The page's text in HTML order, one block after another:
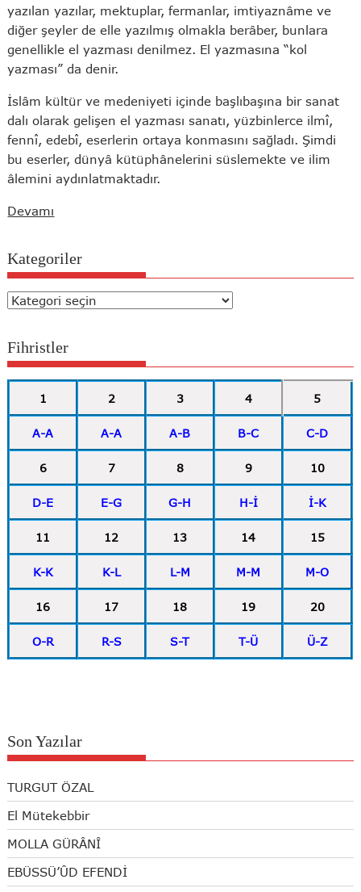
yazılan yazılar, mektuplar, fermanlar, imtiyaznâme ve
diğer şeyler de elle yazılmış olmakla berâber, bunlara
genellikle el yazması denilmez. El yazmasına “kol
yazması” da denir.
İslâm kültür ve medeniyeti içinde başlıbaşına bir sanat
dalı olarak gelişen el yazması sanatı, yüzbinlerce ilmî,
fennî, edebî, eserlerin ortaya konmasını sağladı. Şimdi
bu eserler, dünyâ kütüphânelerini süslemekte ve ilim
âlemini aydınlatmaktadır.
Devamı
Kategoriler
Kategoriler
Fihristler
1 2 3 4 5
A-A A-A A-B B-C C-D
6 7 8 9 10
D-E E-G G-H H-İ İ-K
11 12 13 14 15
K-K K-L L-M M-M M-O
16 17 18 19 20
O-R R-S S-T T-Ü Ü-Z
Son Yazılar
TURGUT ÖZAL
El Mütekebbir
MOLLA GÜRÂNÎ
EBÜSSÜ’ÛD EFENDİ